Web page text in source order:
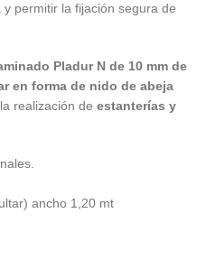
permitir la fijación segura de
Pladur N de 10 mm de
en forma de nido de abeja
realización de estanterías y
ancho 1,20 mt